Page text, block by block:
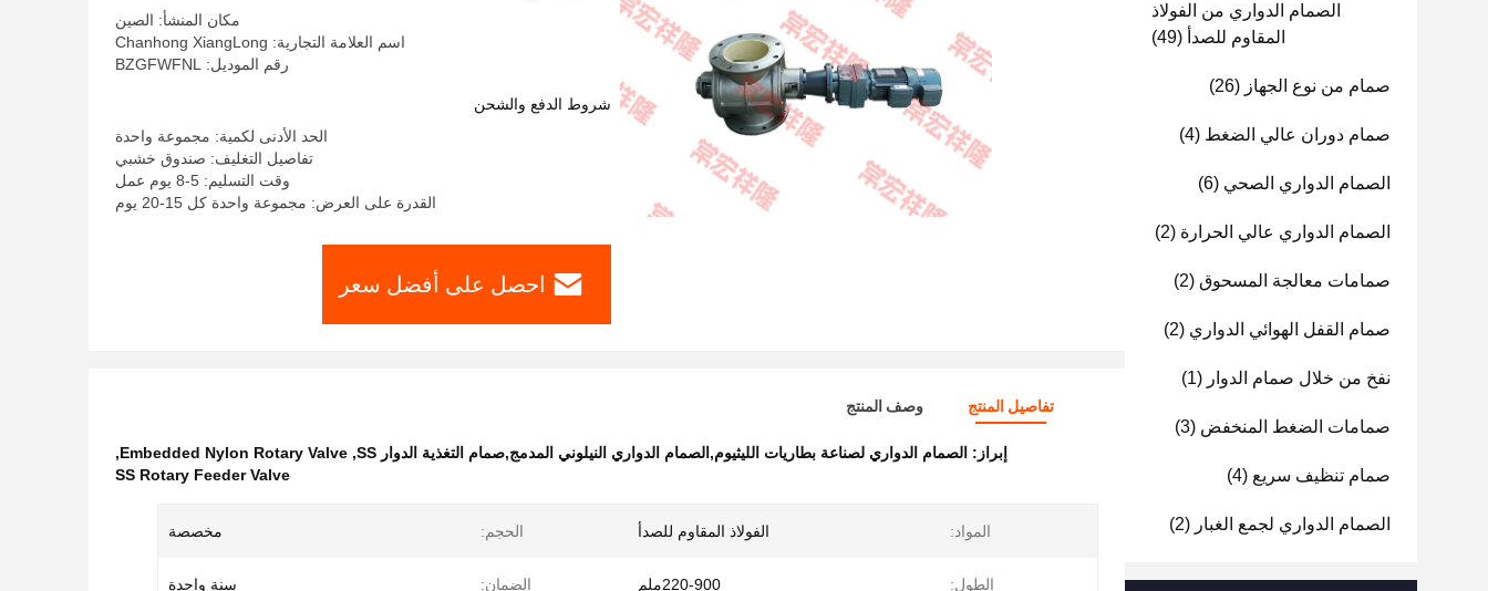
الصمام الدواري من الفولاذ
المقاوم للصدأ (49)
صمام من نوع الجهاز (26)
صمام دوران عالي الضغط (4)
الصمام الدواري الصحي (6)
الصمام الدواري عالي الحرارة (2)
صمامات معالجة المسحوق (2)
صمام القفل الهوائي الدواري (2)
نفخ من خلال صمام الدوار (1)
صمامات الضغط المنخفض (3)
صمام تنظيف سريع (4)
الصمام الدواري لجمع الغبار (2)
مكان المنشأ: الصين
اسم العلامة التجارية: Chanhong XiangLong
رقم الموديل: BZGFWFNL
شروط الدفع والشحن
الحد الأدنى لكمية: مجموعة واحدة
تفاصيل التغليف: صندوق خشبي
وقت التسليم: 5-8 يوم عمل
القدرة على العرض: مجموعة واحدة كل 15-20 يوم
احصل على أفضل سعر
تفاصيل المنتج وصف المنتج
إبراز: الصمام الدواري لصناعة بطاريات الليثيوم,الصمام الدواري النيلوني المدمج,صمام التغذية الدوار SS ,
Embedded Nylon Rotary Valve
,
SS Rotary Feeder Valve
المواد: الفولاذ المقاوم للصدأ الحجم: مخصصة
الطول: 220-900ملم الضمان: سنة واحدة